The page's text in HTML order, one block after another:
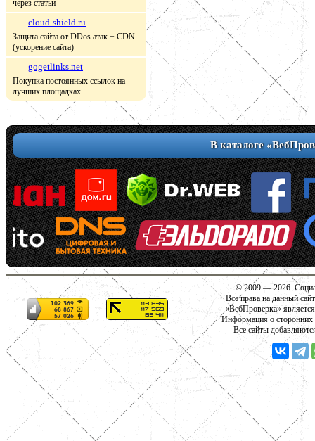
через статьи
cloud-shield.ru
Защита сайта от DDos атак + CDN
(ускорение сайта)
gogetlinks.net
Покупка постоянных ссылок на
лучших площадках
В каталоге
© 2009 — 2026.
Все права на данный
«ВебПроверка»
Информация о сторонних
Все сайты